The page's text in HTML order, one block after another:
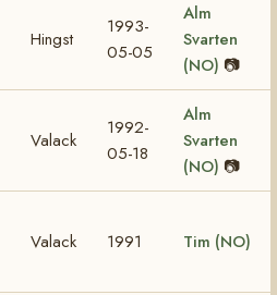
Hingst
1993-
05-05
Alm
Svarten
(NO) 📷
Valack
1992-
05-18
Alm
Svarten
(NO) 📷
Valack 1991 Tim (NO)